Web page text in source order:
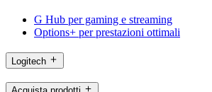
G Hub per gaming e streaming
Options+ per prestazioni ottimali
Logitech